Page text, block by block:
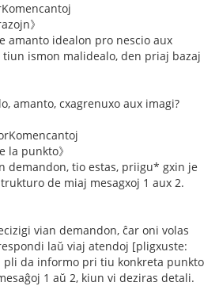
》
amanto idealon pro nescio aux
ismon malidealo, den priaj bazaj
amanto, cxagrenuxo aux imagi?
la punkto》
demandon, tio estas, priigu* gxin je
de miaj mesagxoj 1 aux 2.
vian demandon, ĉar oni volas
laŭ viaj atendoj [pligxuste:
da informo pri tiu konkreta punkto
1 aŭ 2, kiun vi deziras detali.